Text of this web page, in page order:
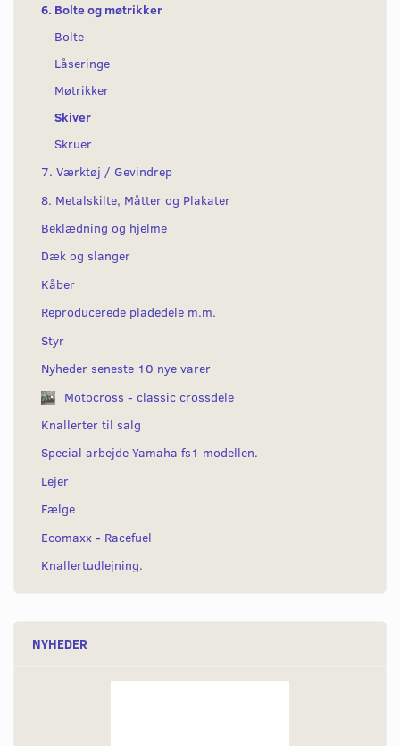
6. Bolte og møtrikker
Bolte
Låseringe
Møtrikker
Skiver
Skruer
7. Værktøj / Gevindrep
8. Metalskilte, Måtter og Plakater
Beklædning og hjelme
Dæk og slanger
Kåber
Reproducerede pladedele m.m.
Styr
Nyheder seneste 10 nye varer
Motocross - classic crossdele
Knallerter til salg
Special arbejde Yamaha fs1 modellen.
Lejer
Fælge
Ecomaxx - Racefuel
Knallertudlejning.
NYHEDER